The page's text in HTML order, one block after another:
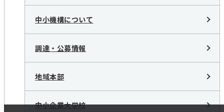
中小機構について
調達・公募情報
地域本部
中小企業大学校